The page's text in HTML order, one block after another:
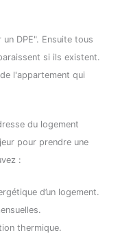
DPE". Ensuite tous
si ils existent.
l'appartement qui
du logement
pour prendre une
:
d’un logement.
thermique.